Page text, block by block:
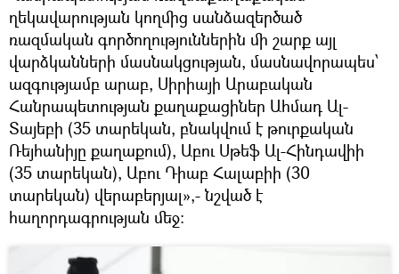
ղեկավարության կողմից սանձազերծած
ռազմական գործողություններին մի շարք այլ
վարձկանների մասնակցության, մասնավորապես՝
ազգությամբ արաբ, Սիրիայի Արաբական
Հանրապետության քաղաքացիներ Ահմադ Ալ-
Տայեբի (35 տարեկան, բնակվում է թուրքական
Ռեյհանիյը քաղաքում), Աբու Սթեֆ Ալ-Հինդավիի
(35 տարեկան), Աբու Դիաբ Հալաբիի (30
տարեկան) վերաբերյալ»,- նշված է
հաղորդագրության մեջ։